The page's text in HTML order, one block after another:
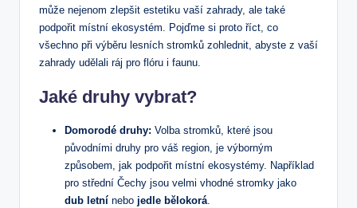
může nejenom zlepšit estetiku vaší zahrady, ale také
podpořit místní ekosystém. Pojďme si proto říct, co
všechno při výběru lesních stromků zohlednit, abyste z vaší
zahrady udělali ráj pro flóru i faunu.
Jaké druhy vybrat?
Domorodé druhy: Volba stromků, které jsou
původními druhy pro váš region, je výborným
způsobem, jak podpořit místní ekosystémy. Například
pro střední Čechy jsou velmi vhodné stromky jako
dub letní nebo jedle bělokorá.